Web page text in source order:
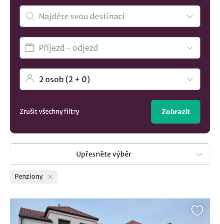
Zrušit všechny filtry Zobrazit
Upřesněte výběr
Penziony